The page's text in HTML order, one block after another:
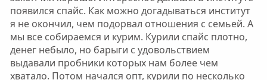
появился спайс. Как можно догадываться институт
я не окончил, чем подорвал отношения с семьей. А
мы все собираемся и курим. Курили спайс плотно,
денег небыло, но барыги с удовольствием
выдавали пробники которых нам более чем
хватало. Потом начался опт, курили по несколько